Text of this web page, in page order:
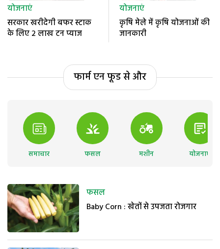
योजनाएं
सरकार खरीदेगी बफर स्टाक
के लिए 2 लाख टन प्याज
योजनाएं
कृषि मेले में कृषि योजनाओं की
जानकारी
फार्म एन फूड से और
समाचार फसल मशीन योजनाएं
फसल
Baby Corn : खेतों से उपजता रोजगार